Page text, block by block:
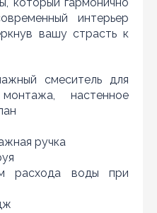
интерьер
вашу страсть к
смеситель для
настенное
ручка
расхода воды при
должен быть у
на данный товар в
и